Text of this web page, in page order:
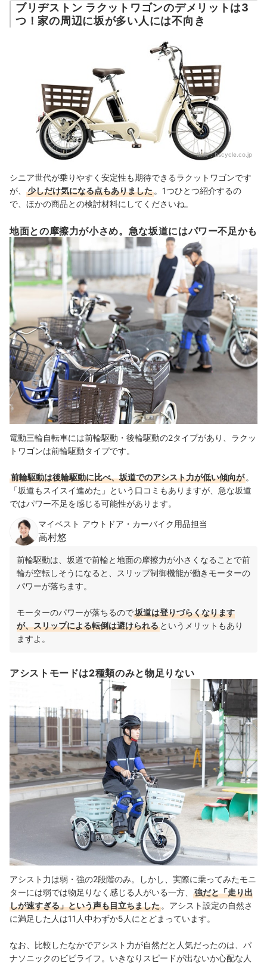
ブリヂストン ラクットワゴンのデメリットは3
つ！家の周辺に坂が多い人には不向き
出典：bscycle.co.jp
シニア世代が乗りやすく安定性も期待できるラクットワゴンです
が、
少しだけ気になる点もありました 。1つひとつ紹介するの
で、ほかの商品との検討材料にしてくださいね。
地面との摩擦力が小さめ。急な坂道にはパワー不足かも
電動三輪自転車には前輪駆動・後輪駆動の2タイプがあり、ラクッ
トワゴンは前輪駆動タイプです。
前輪駆動は後輪駆動に比べ、坂道でのアシスト力が低い傾向が 。
「坂道もスイスイ進めた」という口コミもありますが、急な坂道
ではパワー不足を感じる可能性があります。
マイベスト アウトドア・カーバイク用品担当
高村悠
前輪駆動は、坂道で前輪と地面の摩擦力が小さくなることで前
輪が空転しそうになると、スリップ制御機能が働きモーターの
パワーが落ちます。
モーターのパワーが落ちるので坂道は登りづらくなります
が、スリップによる転倒は避けられる というメリットもあり
ますよ。
アシストモードは2種類のみと物足りない
アシスト力は弱・強の2段階のみ。しかし、実際に乗ってみたモニ
ターには弱では物足りなく感じる人がいる一方、
強だと「走り出
しが速すぎる」という声も目立ちました 。アシスト設定の自然さ
に満足した人は11人中わずか5人にとどまっています。
なお、比較したなかでアシスト力が自然だと人気だったのは、パ
ナソニックのビビライフ。いきなりスピードが出ないか心配な人